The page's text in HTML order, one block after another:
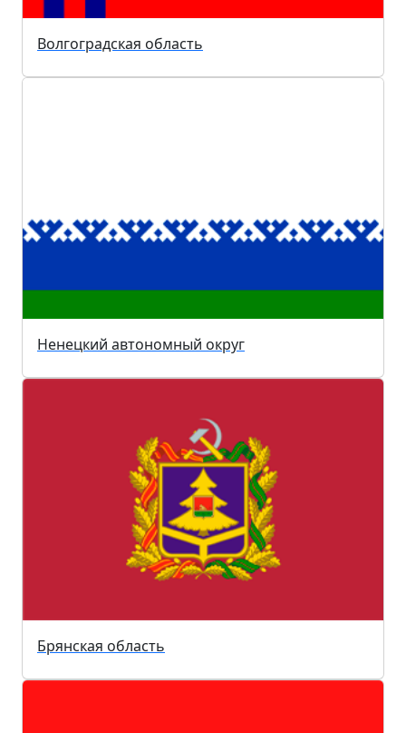
Волгоградская область
Ненецкий автономный округ
Брянская область